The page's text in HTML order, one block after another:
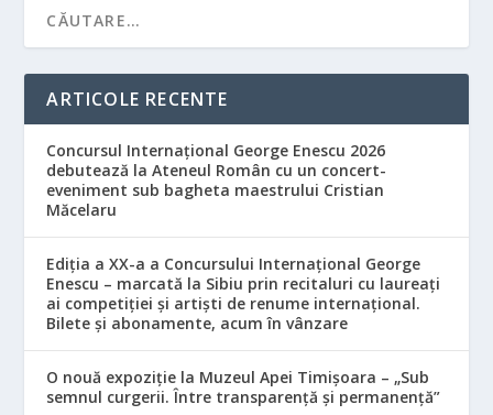
ARTICOLE RECENTE
Concursul Internațional George Enescu 2026
debutează la Ateneul Român cu un concert-
eveniment sub bagheta maestrului Cristian
Măcelaru
Ediția a XX-a a Concursului Internațional George
Enescu – marcată la Sibiu prin recitaluri cu laureați
ai competiției și artiști de renume internațional.
Bilete și abonamente, acum în vânzare
O nouă expoziție la Muzeul Apei Timișoara – „Sub
semnul curgerii. Între transparență și permanență”